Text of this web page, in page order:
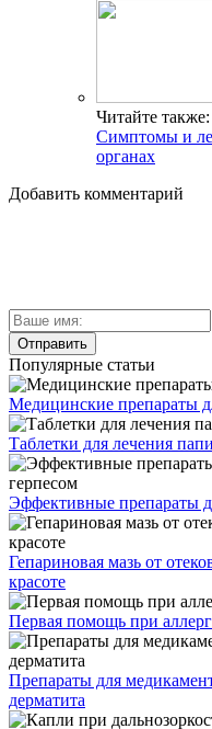
Читайте также:
Симптомы и
органах
Добавить комментарий
Популярные статьи
Медицинские препараты
Таблетки для лечения
Эффективные препараты
Гепариновая мазь от
красоте
Первая помощь при
Препараты для
дерматита